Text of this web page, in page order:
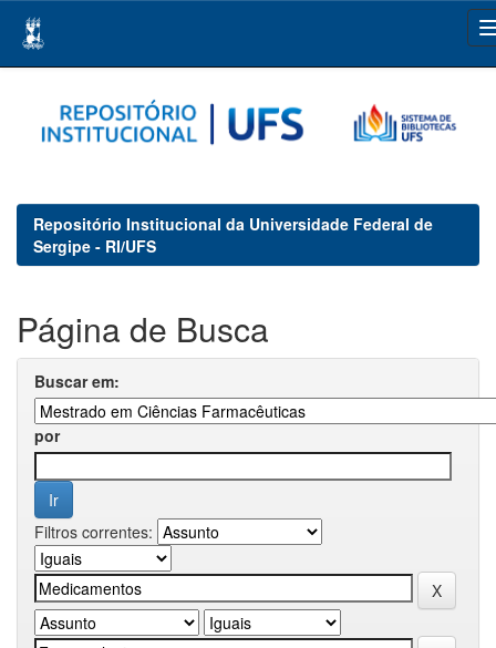
navigation
Repositório Institucional da Universidade Federal de
Sergipe - RI/UFS
Página de Busca
Buscar em:
por
Filtros correntes: